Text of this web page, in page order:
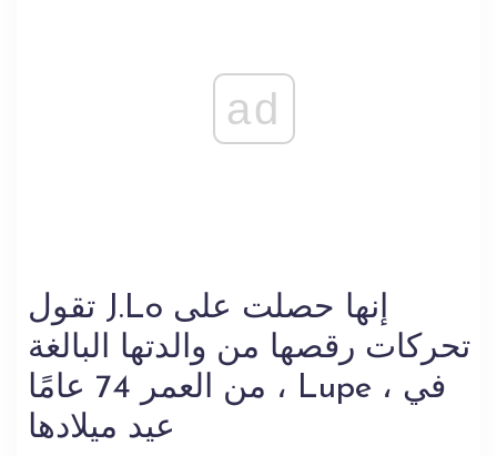
ad
تقول J.Lo إنها حصلت على
تحركات رقصها من والدتها البالغة
من العمر 74 عامًا ، Lupe ، في
عيد ميلادها